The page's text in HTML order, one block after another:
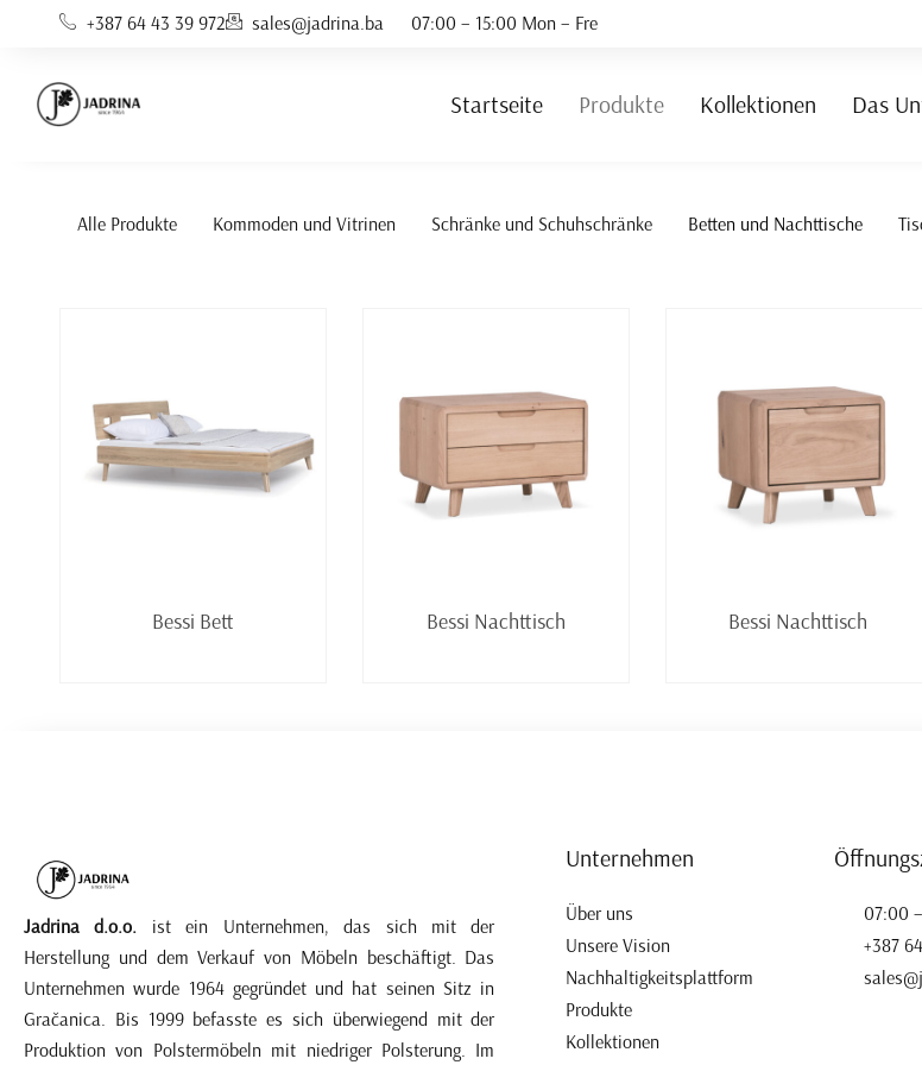
+387 64 43 39 972 sales@jadrina.ba 07:00 – 15:00 Mon – Fre
Startseite Produkte Kollektionen Das
Alle Produkte Kommoden und Vitrinen Schränke und Schuhschränke Betten und Nachttische
Bessi Bett Bessi Nachttisch Bessi Nachttisch
Jadrina d.o.o. ist ein Unternehmen, das sich mit der
Herstellung und dem Verkauf von Möbeln beschäftigt. Das
Unternehmen wurde 1964 gegründet und hat seinen Sitz in
Gračanica. Bis 1999 befasste es sich überwiegend mit der
Produktion von Polstermöbeln mit niedriger Polsterung. Im
Unternehmen
Über uns
Unsere Vision
Nachhaltigkeitsplattform
Produkte
Kollektionen
07:00
+387